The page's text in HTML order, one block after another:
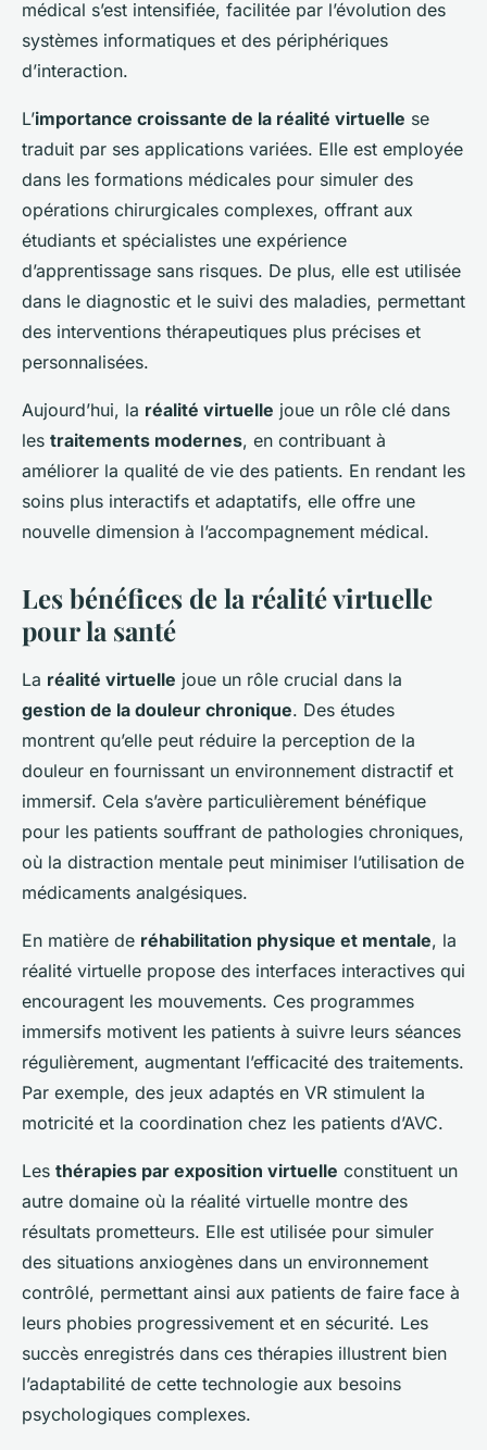
médical s’est intensifiée, facilitée par l’évolution des
systèmes informatiques et des périphériques
d’interaction.
L’importance croissante de la réalité virtuelle se
traduit par ses applications variées. Elle est employée
dans les formations médicales pour simuler des
opérations chirurgicales complexes, offrant aux
étudiants et spécialistes une expérience
d’apprentissage sans risques. De plus, elle est utilisée
dans le diagnostic et le suivi des maladies, permettant
des interventions thérapeutiques plus précises et
personnalisées.
Aujourd’hui, la réalité virtuelle joue un rôle clé dans
les traitements modernes, en contribuant à
améliorer la qualité de vie des patients. En rendant les
soins plus interactifs et adaptatifs, elle offre une
nouvelle dimension à l’accompagnement médical.
Les bénéfices de la réalité virtuelle
pour la santé
La réalité virtuelle joue un rôle crucial dans la
gestion de la douleur chronique. Des études
montrent qu’elle peut réduire la perception de la
douleur en fournissant un environnement distractif et
immersif. Cela s’avère particulièrement bénéfique
pour les patients souffrant de pathologies chroniques,
où la distraction mentale peut minimiser l’utilisation de
médicaments analgésiques.
En matière de réhabilitation physique et mentale, la
réalité virtuelle propose des interfaces interactives qui
encouragent les mouvements. Ces programmes
immersifs motivent les patients à suivre leurs séances
régulièrement, augmentant l’efficacité des traitements.
Par exemple, des jeux adaptés en VR stimulent la
motricité et la coordination chez les patients d’AVC.
Les thérapies par exposition virtuelle constituent un
autre domaine où la réalité virtuelle montre des
résultats prometteurs. Elle est utilisée pour simuler
des situations anxiogènes dans un environnement
contrôlé, permettant ainsi aux patients de faire face à
leurs phobies progressivement et en sécurité. Les
succès enregistrés dans ces thérapies illustrent bien
l’adaptabilité de cette technologie aux besoins
psychologiques complexes.